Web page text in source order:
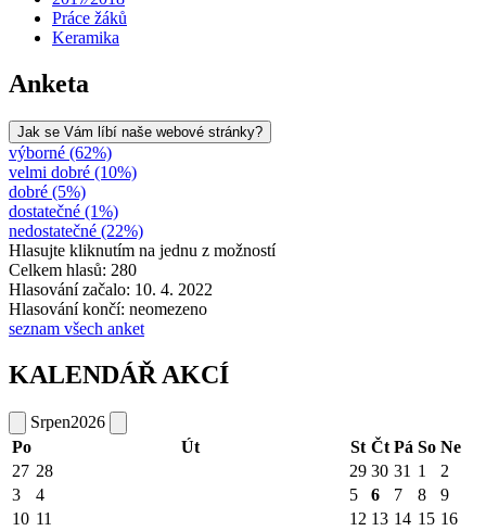
Práce žáků
Keramika
Anketa
Jak se Vám líbí naše webové stránky?
výborné (62%)
velmi dobré (10%)
dobré (5%)
dostatečné (1%)
nedostatečné (22%)
Hlasujte kliknutím na jednu z možností
Celkem hlasů: 280
Hlasování začalo: 10. 4. 2022
Hlasování končí: neomezeno
seznam všech anket
KALENDÁŘ AKCÍ
Srpen2026
Po
Út St Čt Pá So Ne
27 28 29 30 31 1
2
3
4 5 6 7 8
9
10 11 12 13 14 15 16